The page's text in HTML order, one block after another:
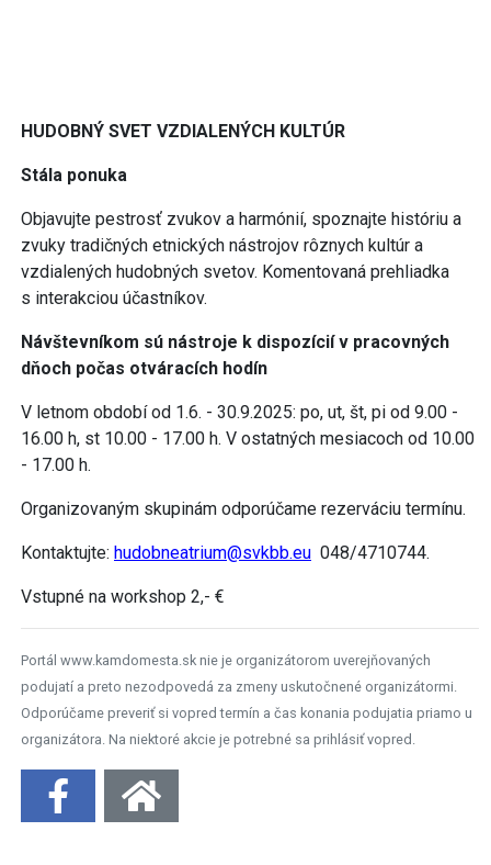
HUDOBNÝ SVET VZDIALENÝCH KULTÚR
Stála ponuka
Objavujte pestrosť zvukov a harmónií, spoznajte históriu a
zvuky tradičných etnických nástrojov rôznych kultúr a
vzdialených hudobných svetov. Komentovaná prehliadka
s interakciou účastníkov.
Návštevníkom sú nástroje k dispozícií v pracovných
dňoch počas otváracích hodín
V letnom období od 1.6. - 30.9.2025: po, ut, št, pi od 9.00 -
16.00 h, st 10.00 - 17.00 h. V ostatných mesiacoch od 10.00
- 17.00 h.
Organizovaným skupinám odporúčame rezerváciu termínu.
Kontaktujte: hudobneatrium@svkbb.eu 048/4710744.
Vstupné na workshop 2,- €
Portál www.kamdomesta.sk nie je organizátorom uverejňovaných
podujatí a preto nezodpovedá za zmeny uskutočnené organizátormi.
Odporúčame preveriť si vopred termín a čas konania podujatia priamo u
organizátora. Na niektoré akcie je potrebné sa prihlásiť vopred.